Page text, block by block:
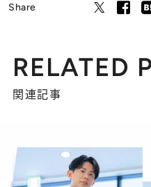
Share
RELATED
関連記事